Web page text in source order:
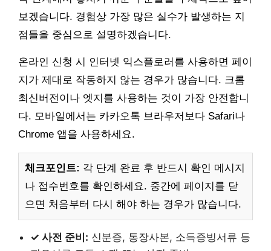
보겠습니다. 경험상 가장 많은 실수가 발생하는 지
점들을 중심으로 설명하겠습니다.
온라인 신청 시 인터넷 익스플로러를 사용하면 페이
지가 제대로 작동하지 않는 경우가 많습니다. 크롬
최신버전이나 엣지를 사용하는 것이 가장 안전합니
다. 모바일에서는 카카오톡 브라우저보다 Safari나
Chrome 앱을 사용하세요.
체크포인트: 각 단계 완료 후 반드시 확인 메시지
나 접수번호를 확인하세요. 중간에 페이지를 닫
으면 처음부터 다시 해야 하는 경우가 많습니다.
✓ 사전 준비: 신분증, 통장사본, 소득증빙서류 등